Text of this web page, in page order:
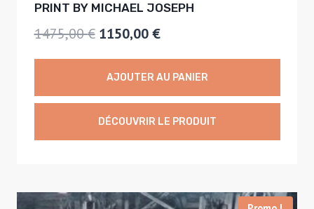
PRINT BY MICHAEL JOSEPH
1475,00€ L
e
r
i
x
n
1150,00€L
e
p
r
i
x
c
AJOUTER AU PANIER
DÉCOUVRIR LE PRODUIT